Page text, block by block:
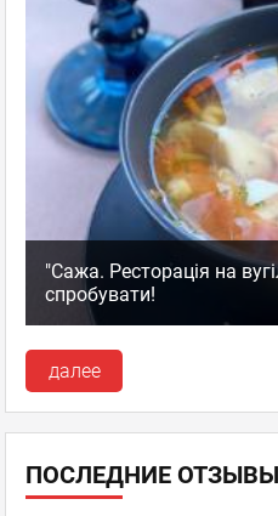
"Сажа. Ресторація на
спробувати!
далее
ПОСЛЕДНИЕ